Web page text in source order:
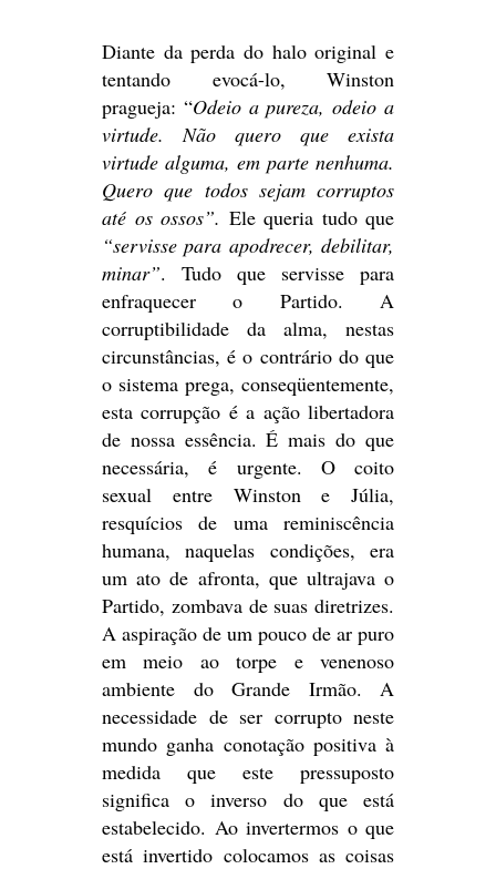
Diante da perda do halo original e
tentando evocá-lo, Winston
pragueja: “Odeio a pureza, odeio a
virtude. Não quero que exista
virtude alguma, em parte nenhuma.
Quero que todos sejam corruptos
até os ossos”. Ele queria tudo que
“servisse para apodrecer, debilitar,
minar”. Tudo que servisse para
enfraquecer o Partido. A
corruptibilidade da alma, nestas
circunstâncias, é o contrário do que
o sistema prega, conseqüentemente,
esta corrupção é a ação libertadora
de nossa essência. É mais do que
necessária, é urgente. O coito
sexual entre Winston e Júlia,
resquícios de uma reminiscência
humana, naquelas condições, era
um ato de afronta, que ultrajava o
Partido, zombava de suas diretrizes.
A aspiração de um pouco de ar puro
em meio ao torpe e venenoso
ambiente do Grande Irmão. A
necessidade de ser corrupto neste
mundo ganha conotação positiva à
medida que este pressuposto
significa o inverso do que está
estabelecido. Ao invertermos o que
está invertido colocamos as coisas